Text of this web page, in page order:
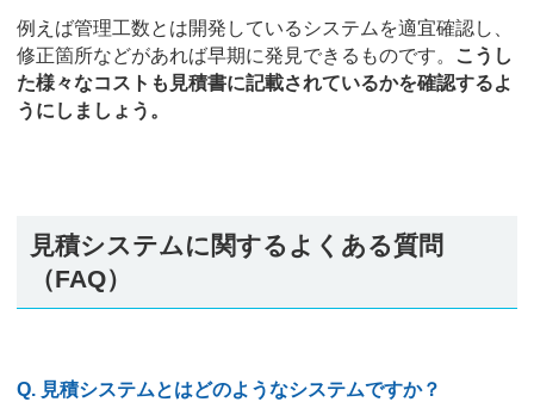
例えば管理工数とは開発しているシステムを適宜確認し、
修正箇所などがあれば早期に発見できるものです。
こうし
た様々なコストも見積書に記載されているかを確認するよ
うにしましょう。
見積システムに関するよくある質問
（FAQ）
Q. 見積システムとはどのようなシステムですか？